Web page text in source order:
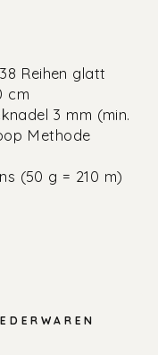
Reihen glatt
cm
3 mm (min.
Methode
(50 g = 210 m)